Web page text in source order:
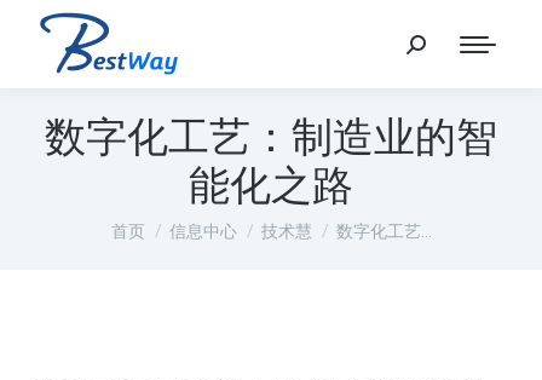
数字化工艺：制造业的智
能化之路
您在这里：
首页 信息中心 技术慧 数字化工艺…